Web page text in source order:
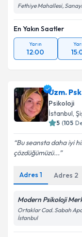
Fethiye Mahallesi,
En Yakın Saatler
Yarın
12:00
Uzm.
Psikoloji
İstanbul,
5 (105
Bu seansta daha iyi
çözdüğümüzü...
Adres 1 Adres 2
Modern Psikoloji
Ortaklar Cad. Sabah
İstanbul